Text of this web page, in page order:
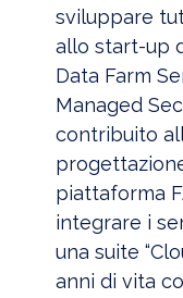
sviluppare
allo start-up
Data Farm
Managed
contribuito
piattaforma
integrare i
una suite
anni di vita